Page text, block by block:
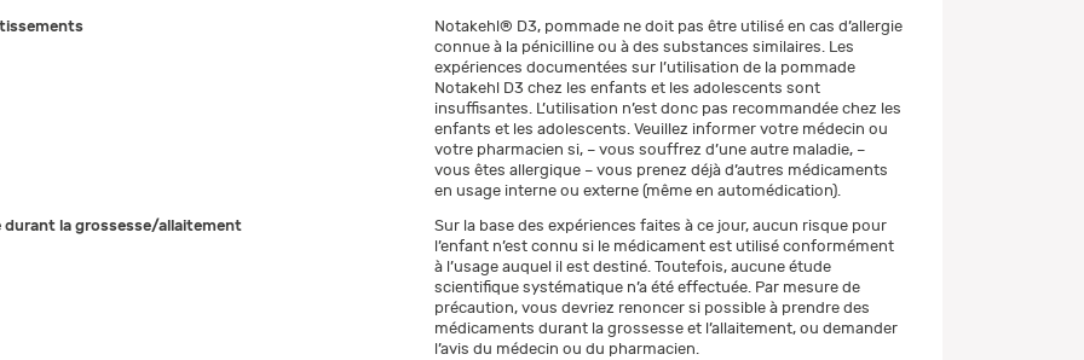
Notakehl® D3, pommade ne doit pas être utilisé en cas d’allergie
connue à la pénicilline ou à des substances similaires. Les
expériences documentées sur l’utilisation de la pommade
Notakehl D3 chez les enfants et les adolescents sont
insuffisantes. L’utilisation n’est donc pas recommandée chez les
enfants et les adolescents. Veuillez informer votre médecin ou
votre pharmacien si, – vous souffrez d’une autre maladie, –
vous êtes allergique – vous prenez déjà d’autres médicaments
en usage interne ou externe (même en automédication).
durant la grossesse/allaitement
Sur la base des expériences faites à ce jour, aucun risque pour
l’enfant n’est connu si le médicament est utilisé conformément
à l’usage auquel il est destiné. Toutefois, aucune étude
scientifique systématique n’a été effectuée. Par mesure de
précaution, vous devriez renoncer si possible à prendre des
médicaments durant la grossesse et l’allaitement, ou demander
l’avis du médecin ou du pharmacien.